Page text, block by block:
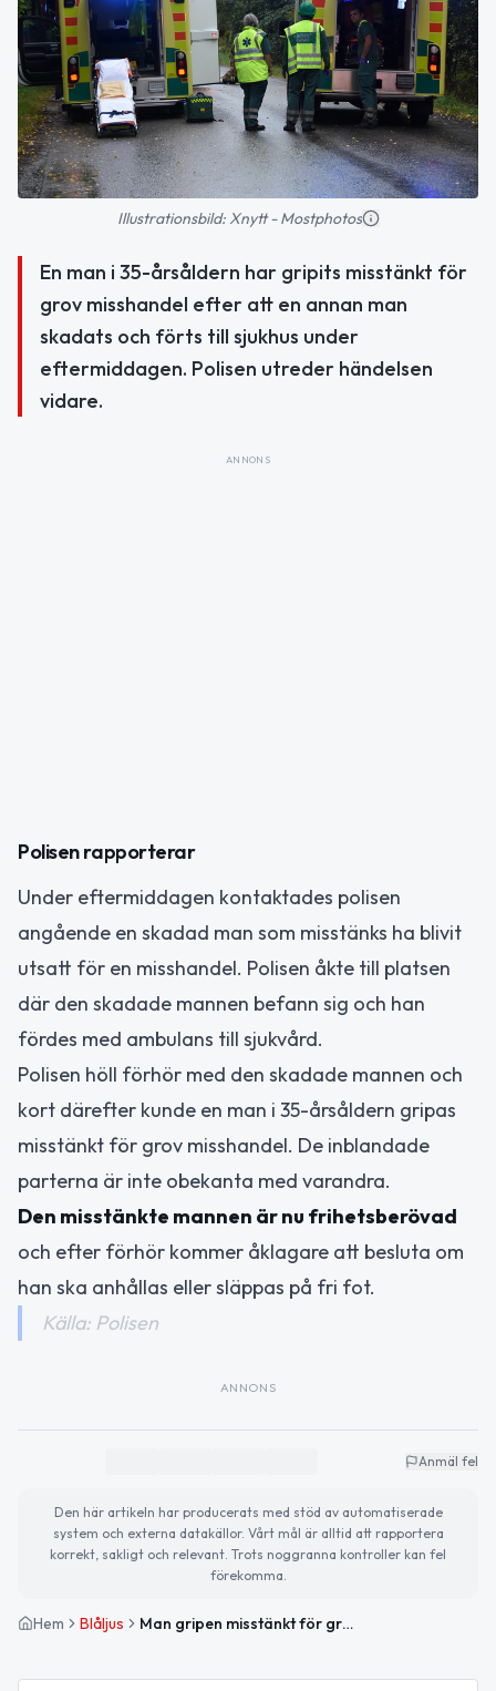
Illustrationsbild: Xnytt - Mostphotos
En man i 35-årsåldern har gripits misstänkt för
grov misshandel efter att en annan man
skadats och förts till sjukhus under
eftermiddagen. Polisen utreder händelsen
vidare.
ANNONS
Polisen rapporterar
Under eftermiddagen kontaktades polisen
angående en skadad man som misstänks ha blivit
utsatt för en misshandel. Polisen åkte till platsen
där den skadade mannen befann sig och han
fördes med ambulans till sjukvård.
Polisen höll förhör med den skadade mannen och
kort därefter kunde en man i 35-årsåldern gripas
misstänkt för grov misshandel. De inblandade
parterna är inte obekanta med varandra.
Den misstänkte mannen är nu frihetsberövad
och efter förhör kommer åklagare att besluta om
han ska anhållas eller släppas på fri fot.
Källa: Polisen
ANNONS
Anmäl fel
Den här artikeln har producerats med stöd av automatiserade
system och externa datakällor. Vårt mål är alltid att rapportera
korrekt, sakligt och relevant. Trots noggranna kontroller kan fel
förekomma.
Hem Blåljus Man gripen misstänkt för grov misshandel efter eftermiddagens händelse